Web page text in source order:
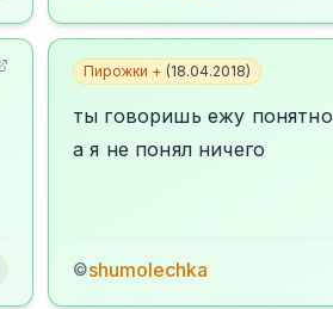
Пирожки + (18.04.2018)
ты говоришь ежу понятно
а я не понял ничего
©shumolechka